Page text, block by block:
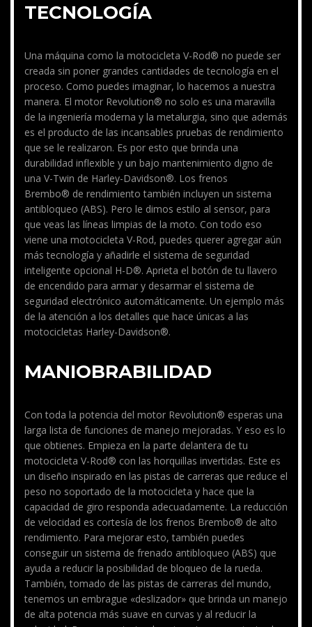
TECNOLOGÍA
Una máquina como la motocicleta V-Rod® no puede ser
creada sin poner grandes cantidades de tecnología en el
proceso. Como puedes imaginar, lo hacemos a nuestra
manera. El motor Revolution® no solo es una maravilla
de la ingeniería moderna y la metalurgia, sino que además
es el producto de las incansables pruebas de rendimiento
que se le realizaron. Es por esto que brinda una
durabilidad inflexible y un bajo mantenimiento digno de
una V-Twin de Harley-Davidson®. Los frenos
Brembo® de rendimiento también incluyen un sistema
antibloqueo (ABS). Pero le dimos estilo al sensor, para
que veas las líneas limpias de la moto. Con todo eso
viene una motocicleta V-Rod, puedes querer agregar aún
más tecnología y añadirle el sistema de seguridad
inteligente opcional H-D®. Aprieta el botón de tu llavero
de encendido para armar y desarmar el sistema de
seguridad electrónico automáticamente. Un ejemplo más
de la atención a los detalles que hace únicas a las
motocicletas Harley-Davidson®.
MANIOBRABILIDAD
Con toda la potencia del motor Revolution® esperas una
larga lista de funciones de manejo mejoradas. Y eso es lo
que obtienes. Empieza en la parte delantera de tu
motocicleta V-Rod® con las horquillas invertidas. Este es
un diseño inspirado en las pistas de carreras que reduce el
peso no soportado de la motocicleta y hace que la
capacidad de giro responda adecuadamente. La reducción
de velocidad es cortesía de los frenos Brembo® de alto
rendimiento. Para mejorar esto, también puedes
conseguir un sistema de frenado antibloqueo (ABS) que
ayuda a reducir la posibilidad de bloqueo de la rueda.
También, tomado de las pistas de carreras del mundo,
tenemos un embrague «deslizador» que brinda un manejo
de alta potencia más suave en curvas y al reducir la